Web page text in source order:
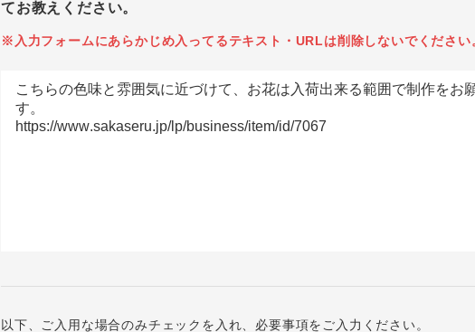
てお教えください。
※入力フォームにあらかじめ入ってるテキスト・URLは削除しないでください
以下、ご入用な場合のみチェックを入れ、必要事項をご入力ください。